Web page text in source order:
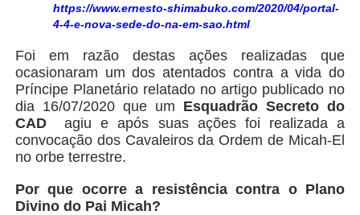
https://www.ernesto-shimabuko.com/2020/04/portal-
4-4-e-nova-sede-do-na-em-sao.html
Foi em razão destas ações realizadas que
ocasionaram um dos atentados contra a vida do
Príncipe Planetário relatado no artigo publicado no
dia 16/07/2020 que um Esquadrão Secreto do
CAD
agiu e após suas ações foi realizada a
convocação dos Cavaleiros da Ordem de Micah-El
no orbe terrestre.
Por que ocorre a resistência contra o Plano
Divino do Pai Micah?